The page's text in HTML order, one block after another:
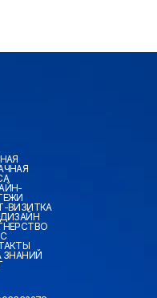
ВИЗИТКА
ЗНАНИЙ